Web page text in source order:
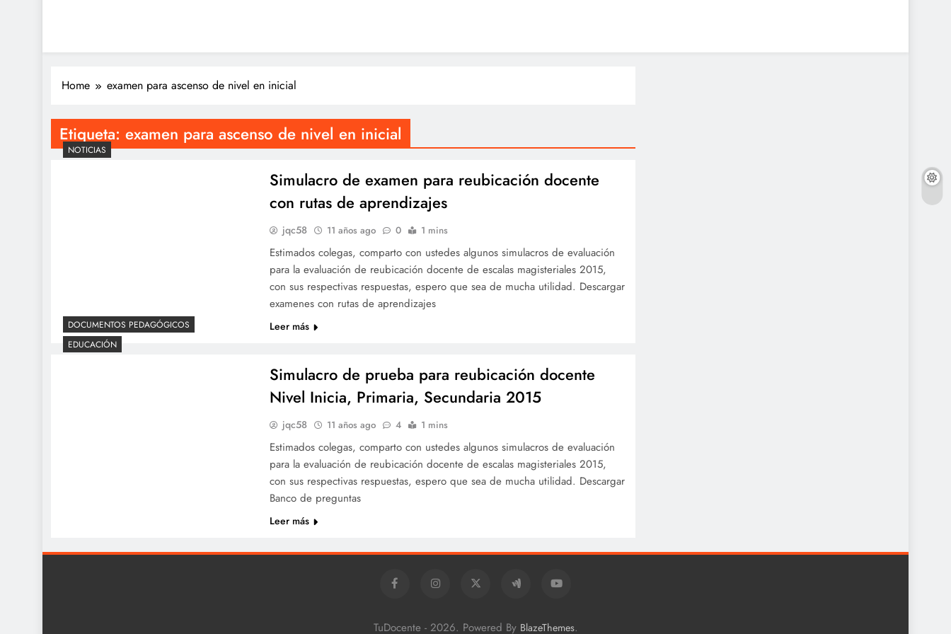
Home examen para ascenso de nivel en inicial
Etiqueta: examen para ascenso de nivel en inicial
NOTICIAS
Simulacro de examen para reubicación docente
con rutas de aprendizajes
jqc58 11 años ago 0 1 mins
Estimados colegas, comparto con ustedes algunos simulacros de evaluación
para la evaluación de reubicación docente de escalas magisteriales 2015,
con sus respectivas respuestas, espero que sea de mucha utilidad. Descargar
examenes con rutas de aprendizajes
Leer más
DOCUMENTOS PEDAGÓGICOS
EDUCACIÓN
Simulacro de prueba para reubicación docente
Nivel Inicia, Primaria, Secundaria 2015
jqc58 11 años ago 4 1 mins
Estimados colegas, comparto con ustedes algunos simulacros de evaluación
para la evaluación de reubicación docente de escalas magisteriales 2015,
con sus respectivas respuestas, espero que sea de mucha utilidad. Descargar
Banco de preguntas
Leer más
TuDocente - 2026. Powered By BlazeThemes.